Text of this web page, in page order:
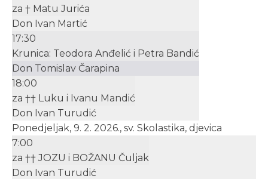
za † Matu Jurića
Don Ivan Martić
17:30
Krunica: Teodora Anđelić i Petra Bandić
Don Tomislav Čarapina
18:00
za †† Luku i Ivanu Mandić
Don Ivan Turudić
Ponedjeljak, 9. 2. 2026., sv. Skolastika, djevica
7:00
za †† JOZU i BOŽANU Čuljak
Don Ivan Turudić